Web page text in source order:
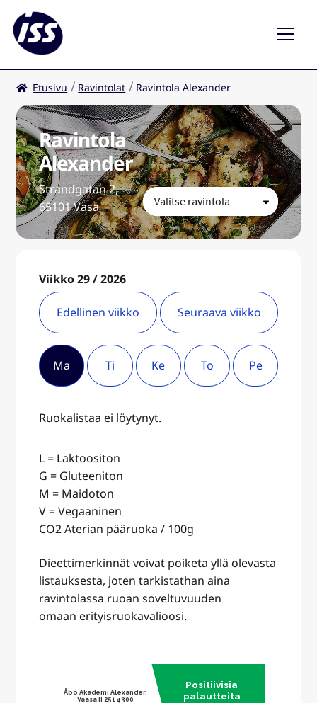
Ravintolat
Kahvilat
FI
Etusivu Ravintolat Ravintola Alexander
Ravintola
Alexander
Strandgatan 2,
65101 Vasa
Viikko 29 / 2026
Edellinen viikko
Ma Ti Ke To Pe
Seuraava viikko
Ruokalistaa ei löytynyt.
L = Laktoositon
G = Gluteeniton
M = Maidoton
V = Vegaaninen
CO2 Aterian pääruoka / 100g
Dieettimerkinnät voivat poiketa yllä olevasta
listauksesta, joten tarkistathan aina
ravintolassa ruoan soveltuvuuden
omaan erityisruokavalioosi.